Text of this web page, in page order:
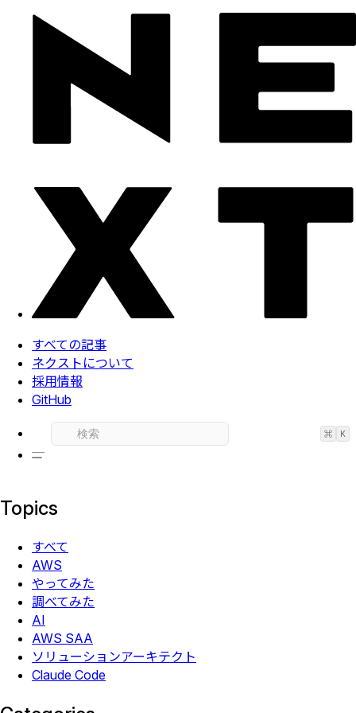
すべての記事
ネクストについて
採用情報
GitHub
⌘ K
Topics
すべて
AWS
やってみた
調べてみた
AI
AWS SAA
ソリューションアーキテクト
Claude Code